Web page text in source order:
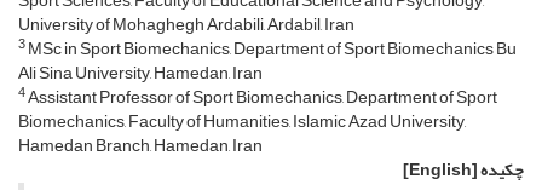
University of Mohaghegh Ardabili, Ardabil, Iran
3MSc in Sport Biomechanics, Department of Sport Biomechanics Bu
Ali Sina University, Hamedan, Iran
4Assistant Professor of Sport Biomechanics, Department of Sport
Biomechanics, Faculty of Humanities, Islamic Azad University,
Hamedan Branch, Hamedan, Iran
چکیده[English]